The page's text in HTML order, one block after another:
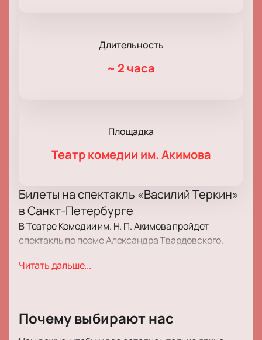
Длительность
~ 2 часа
Площадка
Театр комедии им. Акимова
Билеты на спектакль «Василий Теркин»
в Санкт-Петербурге
В Театре Комедии им. Н. П. Акимова пройдет
спектакль по поэме Александра Твардовского.
увидеть классическое произведение в
Сюжет
В основе спектакля — поэма о солдате, который
Читать дальше...
Почему выбирают нас